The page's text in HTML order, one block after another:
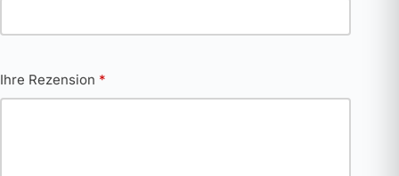
Ihre Rezension *